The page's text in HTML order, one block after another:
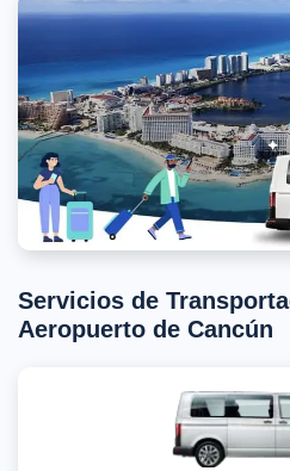
Servicios de
Aeropuerto de Cancún